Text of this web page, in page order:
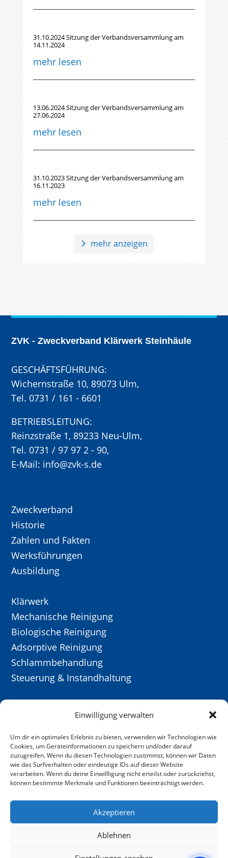
Einwilligung verwalten
Um dir ein optimales Erlebnis zu bieten, verwenden wir Technologien wie
Cookies, um Geräteinformationen zu speichern und/oder darauf
zuzugreifen. Wenn du diesen Technologien zustimmst, können wir Daten
wie das Surfverhalten oder eindeutige IDs auf dieser Website
verarbeiten. Wenn du deine Einwillligung nicht erteilst oder zurückziehst,
können bestimmte Merkmale und Funktionen beeinträchtigt werden.
Akzeptieren
Ablehnen
31.10.2024 Sitzung der Verbandsversammlung am
14.11.2024
mehr lesen
13.06.2024 Sitzung der Verbandsversammlung am
27.06.2024
mehr lesen
31.10.2023 Sitzung der Verbandsversammlung am
16.11.2023
mehr lesen
mehr anzeigen
ZVK - Zweckverband Klärwerk Steinhäule
GESCHÄFTSFÜHRUNG:
Wichernstraße 10, 89073 Ulm,
Tel. 0731 / 161 - 6601
BETRIEBSLEITUNG:
Reinzstraße 1, 89233 Neu-Ulm,
Tel. 0731 / 97 97 2 - 90,
E-Mail: info@zvk-s.de
Zweckverband
Historie
Zahlen und Fakten
Werksführungen
Ausbildung
Klärwerk
Mechanische Reinigung
Biologische Reinigung
Adsorptive Reinigung
Schlammbehandlung
Steuerung & Instandhaltung
Öffentl. Bekanntmachungen
Stellenangebote
Kontakt
Barrierefreiheit
Datenschutz,Verbandssatzung,